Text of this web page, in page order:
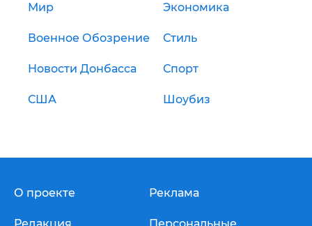
Мир Экономика
Военное Обозрение Стиль
Новости Донбасса Спорт
США Шоубиз
О проекте Реклама